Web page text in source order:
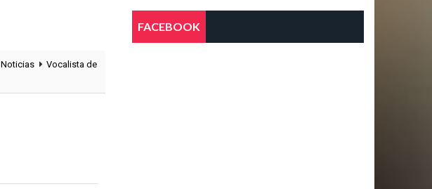
Noticias
Vocalista de
FACEBOOK